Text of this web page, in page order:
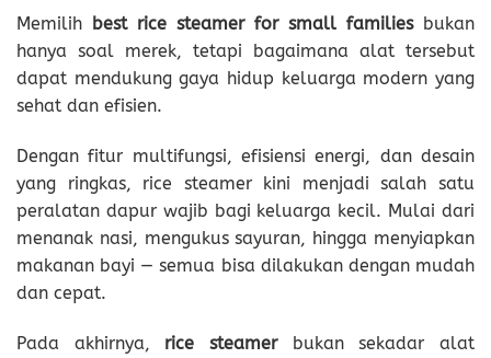
Memilih best rice steamer for small familiesbukan
hanya soal merek, tetapi bagaimana alat tersebut
dapat mendukung gaya hidup keluarga modern yang
sehat dan efisien.
Dengan fitur multifungsi, efisiensi energi, dan desain
yang ringkas, rice steamer kini menjadi salah satu
peralatan dapur wajib bagi keluarga kecil. Mulai dari
menanak nasi, mengukus sayuran, hingga menyiapkan
makanan bayi — semua bisa dilakukan dengan mudah
dan cepat.
Pada akhirnya, rice steamerbukan sekadar alat